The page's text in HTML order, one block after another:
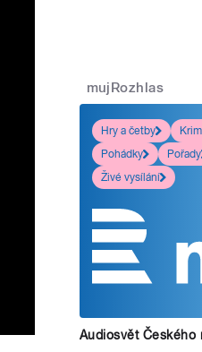
mujRozhlas
Hry a četby
Pohádky
Pořady
Živé vysílání
Audiosvět Českého